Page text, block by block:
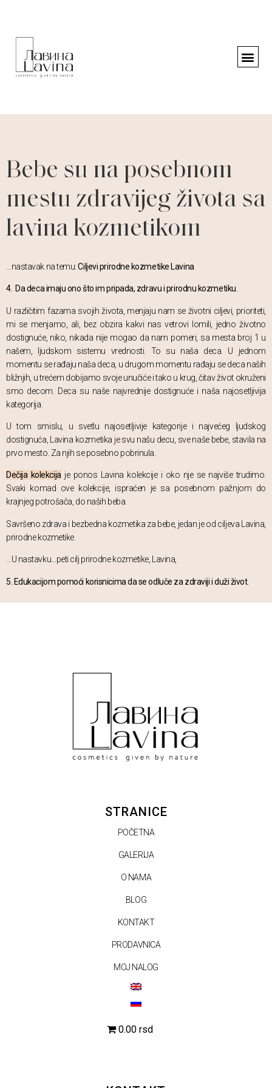
Bebe su na posebnom
mestu zdravijeg života sa
lavina kozmetikom
…nastavak na temu:Ciljevi prirodne kozmetike Lavina
4. Da deca imaju ono što im pripada, zdravu i prirodnu kozmetiku.
U različitim fazama svojih života, menjaju nam se životni ciljevi, prioriteti,
mi se menjamo, ali, bez obzira kakvi nas vetrovi lomili, jedno životno
dostignuće, niko, nikada nije mogao da nam pomeri, sa mesta broj 1 u
našem, ljudskom sistemu vrednosti. To su naša deca. U jednom
momentu se rađaju naša deca, u drugom momentu rađaju se deca naših
bližnjih, u trećem dobijamo svoje unučiće i tako u krug, čitav život okruženi
smo decom. Deca su naše najvrednije dostignuće i naša najosetljivija
kategorija.
U tom smislu, u svetlu najosetljivije kategorije i najvećeg ljudskog
dostignuća, Lavina kozmetika je svu našu decu, sve naše bebe, stavila na
prvo mesto. Za njih se posebno pobrinula.
Dečija kolekcijaje ponos Lavina kolekcije i oko nje se najviše trudimo.
Svaki komad ove kolekcije, ispraćen je sa posebnom pažnjom do
krajnjeg potrošača, do naših beba.
Savršeno zdrava i bezbedna kozmetika za bebe, jedan je od ciljeva Lavina,
prirodne kozmetike.
…U nastavku…peti cilj prirodne kozmetike, Lavina,
5. Edukacijom pomoći korisnicima da se odluče za zdraviji i duži život.
STRANICE
POČETNA
GALERIJA
O NAMA
BLOG
KONTAKT
PRODAVNICA
MOJ NALOG
0.00 rsd